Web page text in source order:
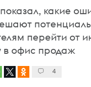
какие
перейти от
в офис продаж
4